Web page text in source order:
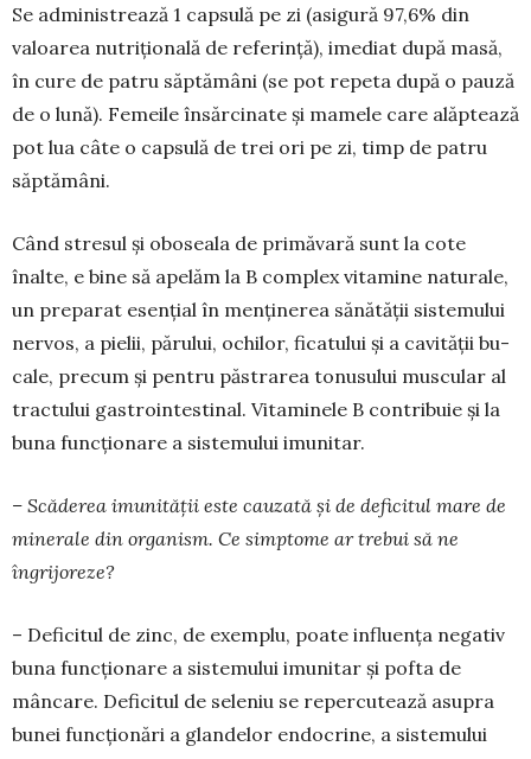
Se administrează 1 capsulă pe zi (asigură 97,6% din
valoarea nutrițională de referință), imediat după masă,
în cure de patru săptămâni (se pot repeta după o pauză
de o lună). Femeile însărcinate și mamele care alăptează
pot lua câte o capsulă de trei ori pe zi, timp de patru
săptă­mâni.
Când stresul și oboseala de primăvară sunt la cote
înalte, e bine să apelăm la B complex vita­mine naturale,
un preparat esențial în menținerea sănătății sistemului
nervos, a pielii, părului, ochilor, ficatului și a cavității bu­
cale, precum și pentru păstrarea to­nusului muscular al
tractului gas­tro­intestinal. Vitaminele B contri­buie și la
buna funcționare a siste­mului imunitar.
– Scăderea imunității este cau­zată și de deficitul mare de
mi­ne­rale din organism. Ce simptome ar trebui să ne
îngrijoreze?
– Deficitul de zinc, de exemplu, poate influența negativ
buna func­ționare a sistemului imunitar și pofta de
mâncare. Deficitul de sele­niu se repercutează asupra
bunei funcționări a glandelor endocrine, a sistemului